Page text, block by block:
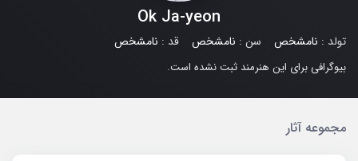
Ok Ja-yeon
تولد : نامشخص سن : نامشخص قد : نامشخص
بیوگرافی برای این هنرمند ثبت نشده است.
مجموعه آثار